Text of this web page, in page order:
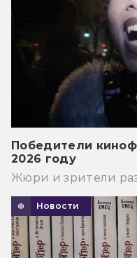
Победители
2026 году
Жюри и зрители
Новости